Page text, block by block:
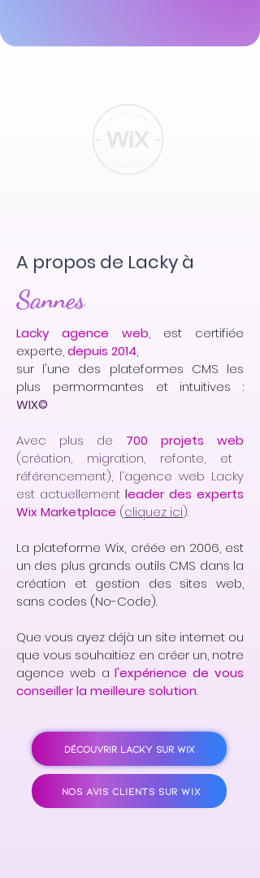
A propos de Lacky à
Sannes
Lacky agence web, est certifiée
experte,depuis 2014,
sur l'une des plateformes CMS les
plus permormantes et intuitives :
WIX©
Avec plus de
700 projets web
(création, migration, refonte, et
référencement), l'agence web Lacky
est actuellement leader des experts
Wix Marketplace (cliquez ici).
La plateforme Wix, créée en 2006, est
un des plus grands outils CMS dans la
création et gestion des sites web,
sans codes (No-Code).
Que vous ayez déjà un site internet ou
que vous souhaitiez en créer un, notre
agence web al'expérience de vous
conseiller la meilleure solution.
DÉCOUVRIR LACKY SUR WIX
NOS AVIS CLIENTS SUR WIX